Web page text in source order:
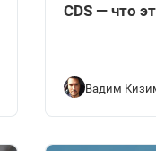
CDS — что
Вадим